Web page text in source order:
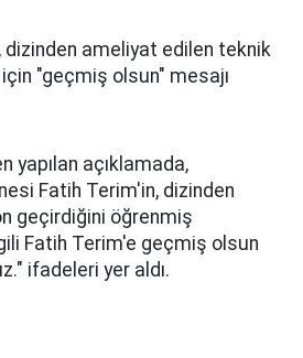
dizinden ameliyat edilen teknik
"geçmiş olsun" mesajı
yapılan açıklamada,
Fatih Terim'in, dizinden
geçirdiğini öğrenmiş
Fatih Terim'e geçmiş olsun
ifadeleri yer aldı.